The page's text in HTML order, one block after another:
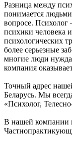
Разница между
понимается
вопросе. Психолог
психики человека
психологических
более серьезные
многие люди
компания
Точный адрес
Беларусь. Мы
«Психолог,
В нашей компании